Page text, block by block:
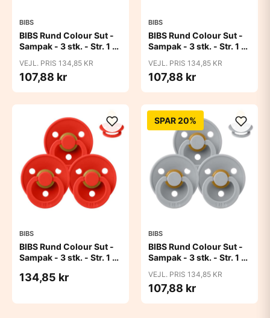
BIBS
BIBS Rund Colour Sut -
Sampak - 3 stk. - Str. 1 -
VEJL. PRIS 134,85 KR
107,88 kr
BIBS
BIBS Rund Colour Sut -
Sampak - 3 stk. - Str. 1 -
VEJL. PRIS 134,85 KR
107,88 kr
BIBS
BIBS Rund Colour Sut -
Sampak - 3 stk. - Str. 1 -
134,85 kr
SPAR 20%
BIBS
BIBS Rund Colour Sut -
Sampak - 3 stk. - Str. 1 -
VEJL. PRIS 134,85 KR
107,88 kr